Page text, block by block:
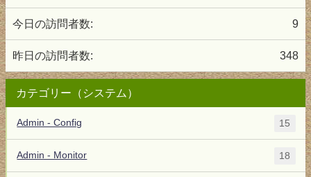
9
今日の訪問者数:
348
昨日の訪問者数:
カテゴリー（システム）
Admin - Config 15
Admin - Monitor 18